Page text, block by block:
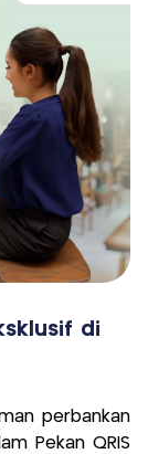
di
perbankan
Pekan QRIS